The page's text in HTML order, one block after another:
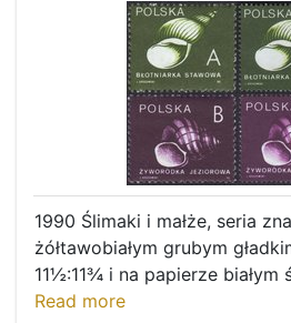
1990 Ślimaki i małże, seria
żółtawobiałym grubym
11½:11¾ i na papierze białym
Read more